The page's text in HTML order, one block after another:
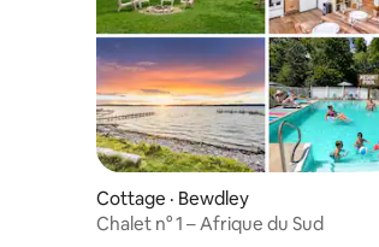
Cottage · Bewdley
Chalet n° 1 – Afrique du Sud